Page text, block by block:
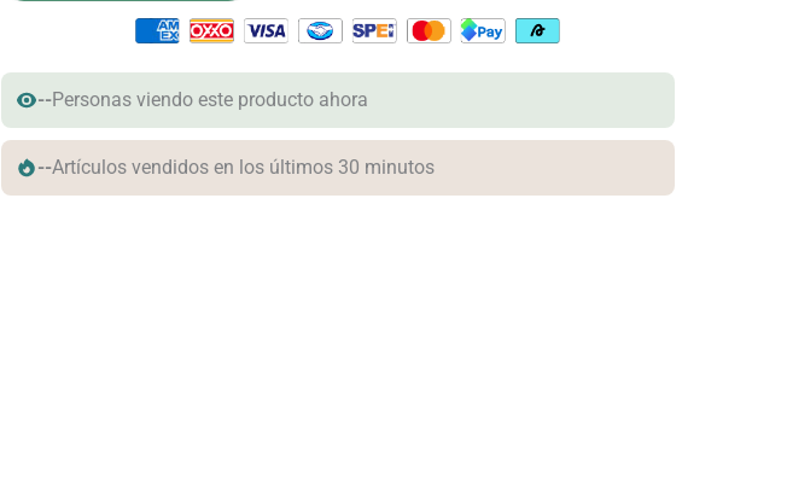
--Personas viendo este producto ahora
--Artículos vendidos en los últimos 30 minutos